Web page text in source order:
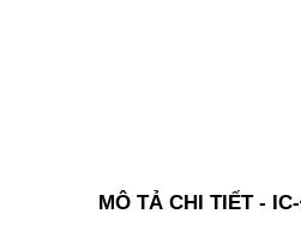
MÔ TẢ CHI TIẾT -